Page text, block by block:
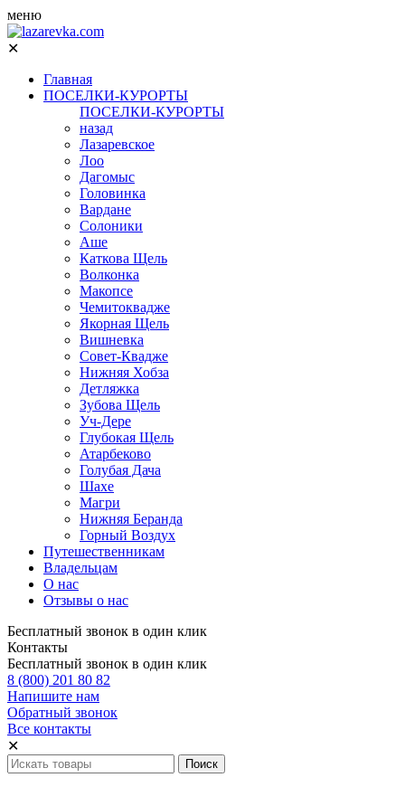
меню
✕
Главная
ПОСЕЛКИ-КУРОРТЫ
ПОСЕЛКИ-КУРОРТЫ
назад
Лазаревское
Лоо
Дагомыс
Головинка
Вардане
Солоники
Аше
Каткова Щель
Волконка
Макопсе
Чемитоквадже
Якорная Щель
Вишневка
Совет-Квадже
Нижняя Хобза
Детляжка
Зубова Щель
Уч-Дере
Глубокая Щель
Атарбеково
Голубая Дача
Шахе
Магри
Нижняя Беранда
Горный Воздух
Путешественникам
Владельцам
О нас
Отзывы о нас
Бесплатный звонок в один клик
Контакты
Бесплатный звонок в один клик
8 (800) 201 80 82
Напишите нам
Обратный звонок
Все контакты
✕